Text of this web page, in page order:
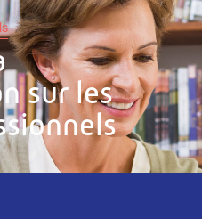
sur les